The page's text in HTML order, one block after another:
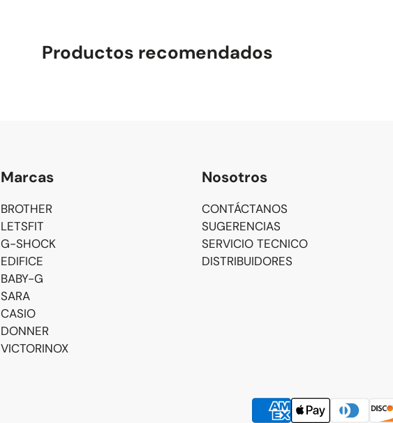
Productos recomendados
Marcas
BROTHER
LETSFIT
G-SHOCK
EDIFICE
BABY-G
SARA
CASIO
DONNER
VICTORINOX
Nosotros
CONTÁCTANOS
SUGERENCIAS
SERVICIO TECNICO
DISTRIBUIDORES